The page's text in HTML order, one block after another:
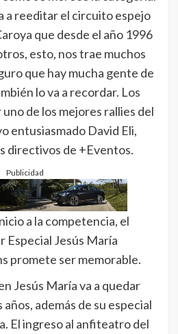
a reeditar el circuito espejo
que desde el año 1996
esto, nos trae muchos
que hay mucha gente de
lo va a recordar. Los
de los mejores rallies del
entusiasmado David Eli,
directivos de +Eventos.
Publicidad
a la competencia, el
Especial Jesús María
promete ser memorable.
Jesús María va a quedar
además de su especial
El ingreso al anfiteatro del